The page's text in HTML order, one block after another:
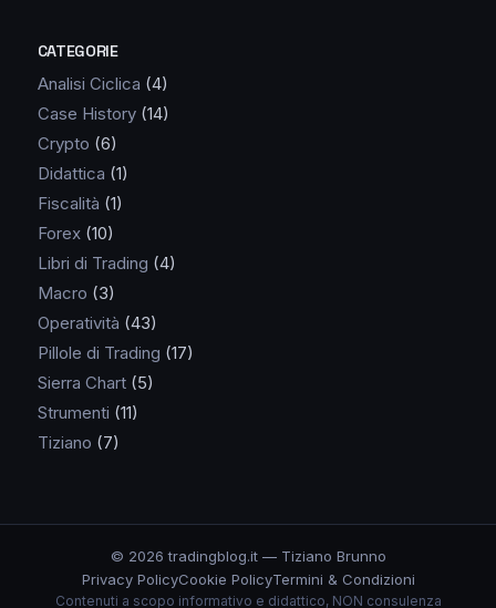
CATEGORIE
Analisi Ciclica (4)
Case History(14)
Crypto (6)
Didattica (1)
Fiscalità (1)
Forex(10)
Libri di Trading (4)
Macro (3)
Operatività (43)
Pillole di Trading (17)
Sierra Chart(5)
Strumenti (11)
Tiziano (7)
© 2026 tradingblog.it — Tiziano Brunno
Privacy PolicyCookie PolicyTermini & Condizioni
Contenuti a scopo informativo e didattico, NON consulenza